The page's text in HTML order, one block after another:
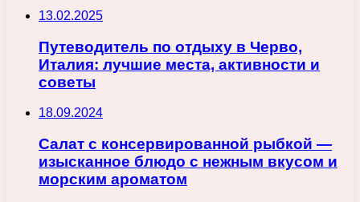
13.02.2025
Путеводитель по отдыху в Черво,
Италия: лучшие места, активности и
советы
18.09.2024
Салат с консервированной рыбкой —
изысканное блюдо с нежным вкусом и
морским ароматом